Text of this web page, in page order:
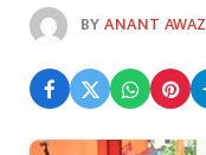
BYANANT AWAZ